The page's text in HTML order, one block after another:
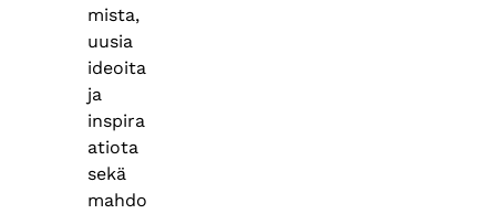
mista,
uusia
ideoita
ja
inspira
atiota
sekä
mahdo